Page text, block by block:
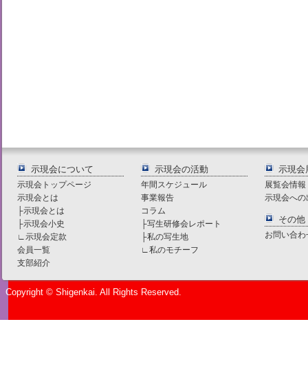
示現会について
示現会トップページ
示現会とは
├示現会とは
├示現会小史
∟ 示現会定款
会員一覧
支部紹介
示現会の活動
年間スケジュール
事業報告
コラム
├写生研修会レポート
├私の写生地
∟ 私のモチーフ
示現会
展覧会情報
示現会へ
その他
お問い合
Copyright © Shigenkai. All Rights Reserved.